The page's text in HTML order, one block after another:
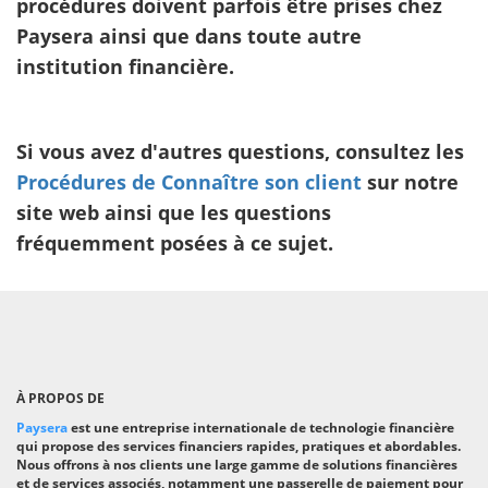
Paysera ainsi que dans toute autre
institution financière.
Si vous avez d'autres questions, consultez les
Procédures de Connaître son client sur notre
site web ainsi que les questions
fréquemment posées à ce sujet.
À PROPOS DE
Payseraest une entreprise internationale de technologie financière
qui propose des services financiers rapides, pratiques et abordables.
Nous offrons à nos clients une large gamme de solutions financières
et de services associés, notamment une passerelle de paiement pour